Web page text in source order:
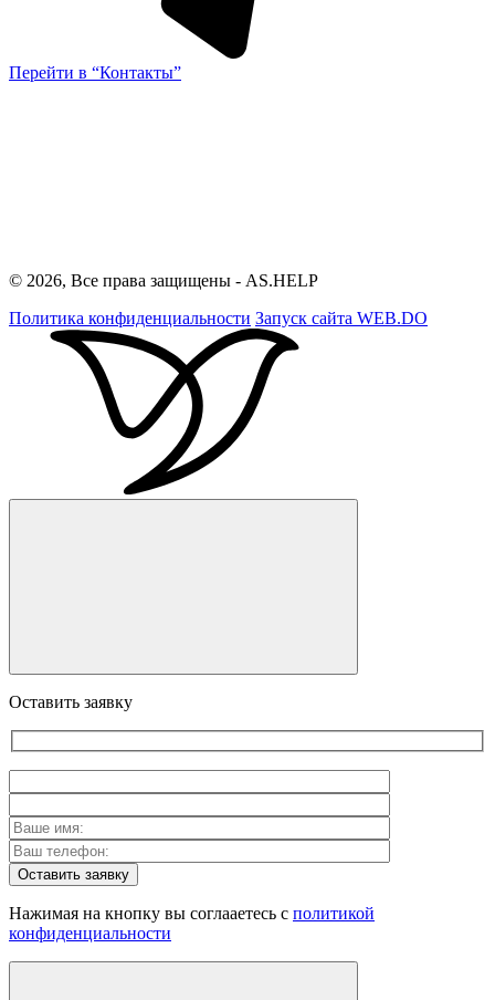
Перейти в “Контакты”
© 2026, Все права защищены - AS.HELP
Политика конфиденциальности Запуск сайта WEB.DO
Оставить заявку
Оставить заявку
Нажимая на кнопку вы соглааетесь с политикой
конфиденциальности